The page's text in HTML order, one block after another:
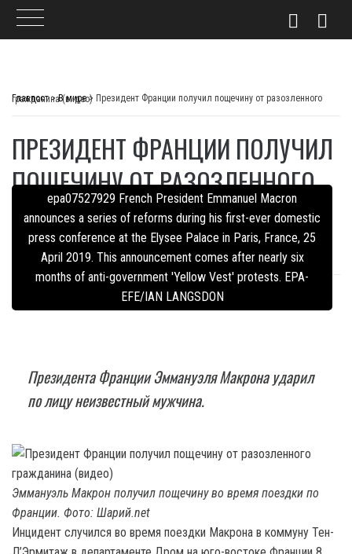
Главпост>В мире>
Президент Франции получил пощечину от разозленного гражданина (видео)
ПРЕЗИДЕНТ ФРАНЦИИ ПОЛУЧИЛ
ПОЩЕЧИНУ ОТ РАЗОЗЛЕННОГО
ГРАЖДАНИНА (ВИДЕО)
PUBLISHED ON9 ИЮНЯ, 2021 BYТАТЬЯНА ГАНЧЕРЕНКО
epa07527929 French President Emmanuel Macron
announces a series of reforms during his first-ever domestic
press conference at the Elysee Palace in Paris, France, 25
April 2019. This announcement comes after nearly six
months of anti-government 'Yellow Vest' protests. EPA-
EFE/IAN LANGSDON
Президента Франции Эммануэля Макрона ударил
по лицу неизвестный мужчина.
Эммануэль Макрон получил пощечину во время поездки по
Франции. Фото: Шарий.net
Инцидент случился во время поездки Макрона в коммуну Тен-